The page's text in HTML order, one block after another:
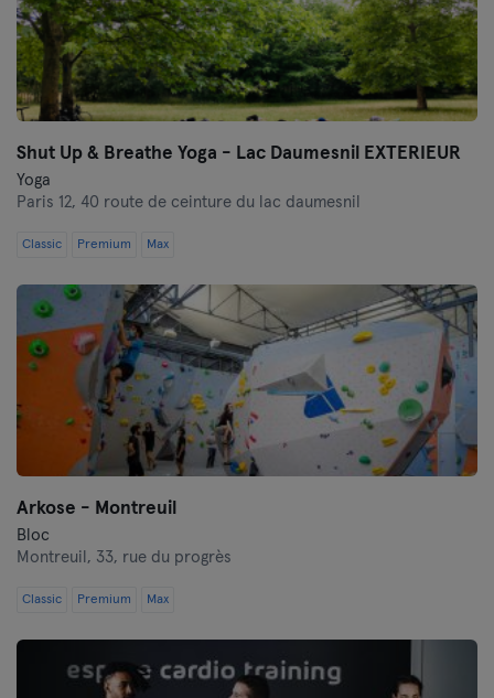
Shut Up & Breathe Yoga - Lac Daumesnil EXTERIEUR
Yoga
Paris 12, 40 route de ceinture du lac daumesnil
Classic Premium Max
Arkose - Montreuil
Bloc
Montreuil, 33, rue du progrès
Classic Premium Max